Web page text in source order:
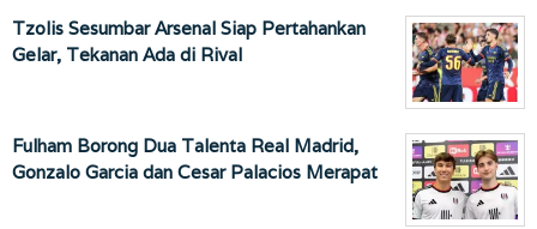
Tzolis Sesumbar Arsenal Siap Pertahankan
Gelar, Tekanan Ada di Rival
Fulham Borong Dua Talenta Real Madrid,
Gonzalo Garcia dan Cesar Palacios Merapat